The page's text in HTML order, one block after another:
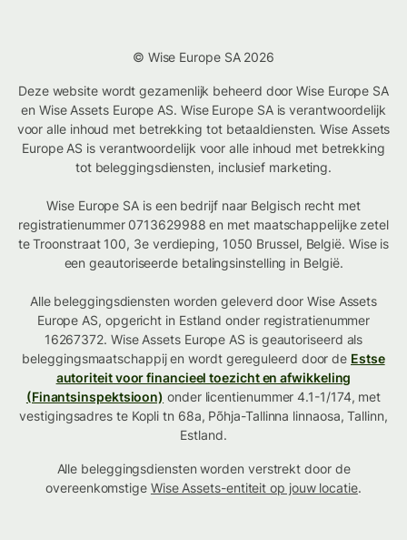
© Wise Europe SA 2026
Deze website wordt gezamenlijk beheerd door Wise Europe SA
en Wise Assets Europe AS. Wise Europe SA is verantwoordelijk
voor alle inhoud met betrekking tot betaaldiensten. Wise Assets
Europe AS is verantwoordelijk voor alle inhoud met betrekking
tot beleggingsdiensten, inclusief marketing.
Wise Europe SA is een bedrijf naar Belgisch recht met
registratienummer 0713629988 en met maatschappelijke zetel
te Troonstraat 100, 3e verdieping, 1050 Brussel, België. Wise is
een geautoriseerde betalingsinstelling in België.
Alle beleggingsdiensten worden geleverd door Wise Assets
Europe AS, opgericht in Estland onder registratienummer
16267372. Wise Assets Europe AS is geautoriseerd als
beleggingsmaatschappij en wordt gereguleerd door de Estse
autoriteit voor financieel toezicht en afwikkeling
(Finantsinspektsioon) onder licentienummer 4.1-1/174, met
vestigingsadres te Kopli tn 68a, Põhja-Tallinna linnaosa, Tallinn,
Estland.
Alle beleggingsdiensten worden verstrekt door de
overeenkomstige Wise Assets-entiteit op jouw locatie.